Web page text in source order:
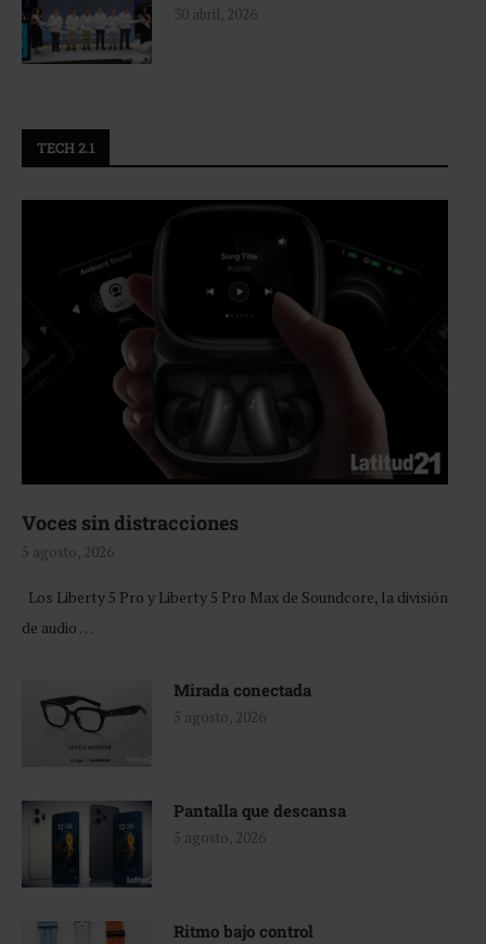
30 abril, 2026
TECH 2.1
Voces sin distracciones
5 agosto, 2026
Los Liberty 5 Pro y Liberty 5 Pro Max de Soundcore, la división
de audio …
Mirada conectada
5 agosto, 2026
Pantalla que descansa
5 agosto, 2026
Ritmo bajo control